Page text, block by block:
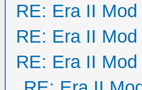
RE: Era II
RE: Era II
RE: Era II